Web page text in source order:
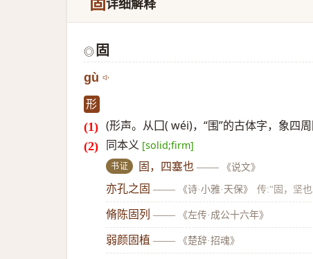
详细解释
◎ 固
gù
形
(形声。从囗( wéi)，“围”的古体字，象四
同本义 [solid;firm]
书证 固，四塞也 —— 《说文》
亦孔之固 —— 《诗·小雅·天保》 传:“固，坚
脩陈固列 —— 《左传·成公十六年》
弱颜固植 —— 《楚辞·招魂》